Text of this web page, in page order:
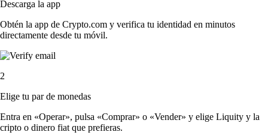
Descarga la app
Obtén la app de Crypto.com y verifica tu identidad en minutos
directamente desde tu móvil.
2
Elige tu par de monedas
Entra en «Operar», pulsa «Comprar» o «Vender» y elige Liquity y la
cripto o dinero fiat que prefieras.